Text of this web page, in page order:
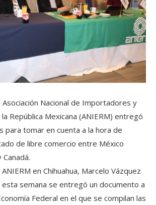
Asociación Nacional de Importadores y
República Mexicana (ANIERM) entregó
para tomar en cuenta a la hora de
de libre comercio entre México
en Chihuahua, Marcelo Vázquez
semana se entregó un documento a
Federal en el que se compilan las